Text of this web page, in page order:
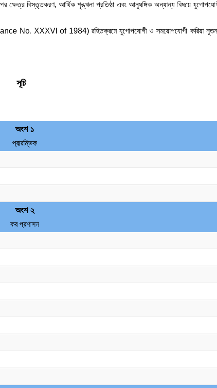
বিস্তৃতকরণ, আর্থিক শৃঙ্খলা প্রতিষ্ঠা এবং আনুষঙ্গিক অন্যান্য বিষয়ে
No. XXXVI of 1984) রহিতক্রমে যুগোপযোগী ও সময়োপযোগী করিয়া নূতন
সূচি
অংশ ১
প্রারম্ভিক
অংশ ২
কর প্রশাসন